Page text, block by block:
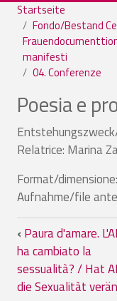
Startseite
Fondo/Bestand
manifesti
04. Conferenze
Poesia e
Relatrice: Marina
Format/
Aufnahme/file
Links für
‹ Paura d'amare.
ha cambiato la
sessualità? / Hat
die Sexualitàt